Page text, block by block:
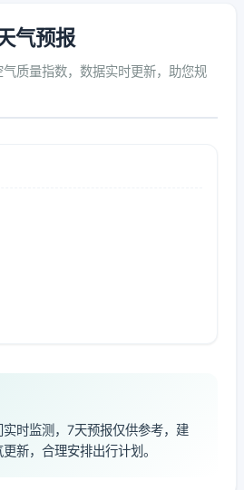
气预报
质量指数，数据实时更新，助您规
时监测，7天预报仅供参考，建
新，合理安排出行计划。